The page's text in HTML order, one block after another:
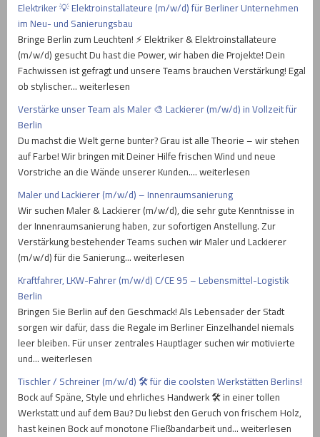
Elektriker 💡 Elektroinstallateure (m/w/d) für Berliner Unternehmen
im Neu- und Sanierungsbau
Bringe Berlin zum Leuchten! ⚡ Elektriker & Elektroinstallateure
(m/w/d) gesucht Du hast die Power, wir haben die Projekte! Dein
Fachwissen ist gefragt und unsere Teams brauchen Verstärkung! Egal
ob stylischer… weiterlesen
Verstärke unser Team als Maler 🎨 Lackierer (m/w/d) in Vollzeit für
Berlin
Du machst die Welt gerne bunter? Grau ist alle Theorie – wir stehen
auf Farbe! Wir bringen mit Deiner Hilfe frischen Wind und neue
Vorstriche an die Wände unserer Kunden.… weiterlesen
Maler und Lackierer (m/w/d) – Innenraumsanierung
Wir suchen Maler & Lackierer (m/w/d), die sehr gute Kenntnisse in
der Innenraumsanierung haben, zur sofortigen Anstellung. Zur
Verstärkung bestehender Teams suchen wir Maler und Lackierer
(m/w/d) für die Sanierung… weiterlesen
Kraftfahrer, LKW-Fahrer (m/w/d) C/CE 95 – Lebensmittel-Logistik
Berlin
Bringen Sie Berlin auf den Geschmack! Als Lebensader der Stadt
sorgen wir dafür, dass die Regale im Berliner Einzelhandel niemals
leer bleiben. Für unser zentrales Hauptlager suchen wir motivierte
und… weiterlesen
Tischler / Schreiner (m/w/d) 🛠️ für die coolsten Werkstätten Berlins!
Bock auf Späne, Style und ehrliches Handwerk 🛠️ in einer tollen
Werkstatt und auf dem Bau? Du liebst den Geruch von frischem Holz,
hast keinen Bock auf monotone Fließbandarbeit und… weiterlesen